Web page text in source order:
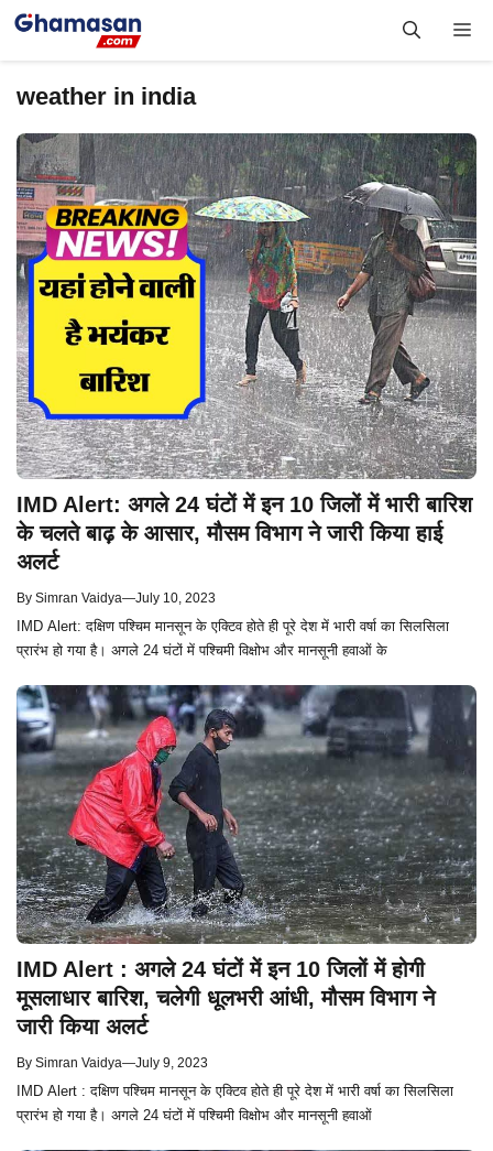
Skip
weather in india
IMD Alert: अगले 24 घंटों में इन 10 जिलों में भारी बारिश
के चलते बाढ़ के आसार, मौसम विभाग ने जारी किया हाई
अलर्ट
By Simran Vaidya—July 10, 2023
IMD Alert: दक्षिण पश्चिम मानसून के एक्टिव होते ही पूरे देश में भारी वर्षा का सिलसिला
प्रारंभ हो गया है। अगले 24 घंटों में पश्चिमी विक्षोभ और मानसूनी हवाओं के
IMD Alert : अगले 24 घंटों में इन 10 जिलों में होगी
मूसलाधार बारिश, चलेगी धूलभरी आंधी, मौसम विभाग ने
जारी किया अलर्ट
By Simran Vaidya—July 9, 2023
IMD Alert : दक्षिण पश्चिम मानसून के एक्टिव होते ही पूरे देश में भारी वर्षा का सिलसिला
प्रारंभ हो गया है। अगले 24 घंटों में पश्चिमी विक्षोभ और मानसूनी हवाओं